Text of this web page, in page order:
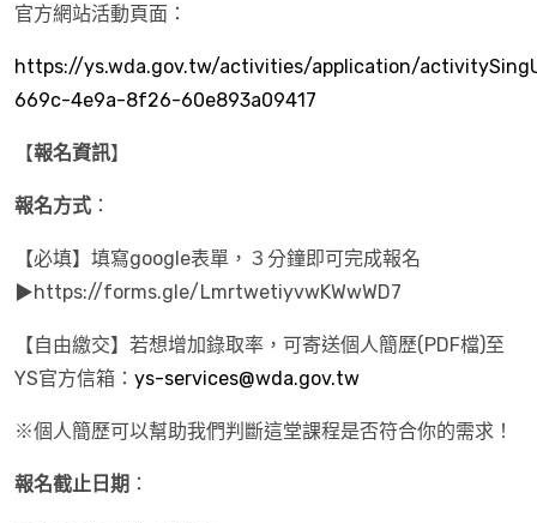
官方網站活動頁面：
https://ys.wda.gov.tw/activities/application/
669c-4e9a-8f26-60e893a09417
【報名資訊】
報名方式 ：
【必填】填寫google表單，３分鐘即可完成報名
▶https://forms.gle/LmrtwetiyvwKWwWD7
【自由繳交】若想增加錄取率，可寄送個人簡歷(PDF檔)至
YS官方信箱： ys-services@wda.gov.tw
※個人簡歷可以幫助我們判斷這堂課程是否符合你的需求！
報名截止日期 ：